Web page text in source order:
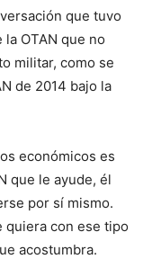
que tuvo
OTAN que no
militar, como se
de 2014 bajo la
económicos es
que le ayude, él
por sí mismo.
quiera con ese tipo
acostumbra.